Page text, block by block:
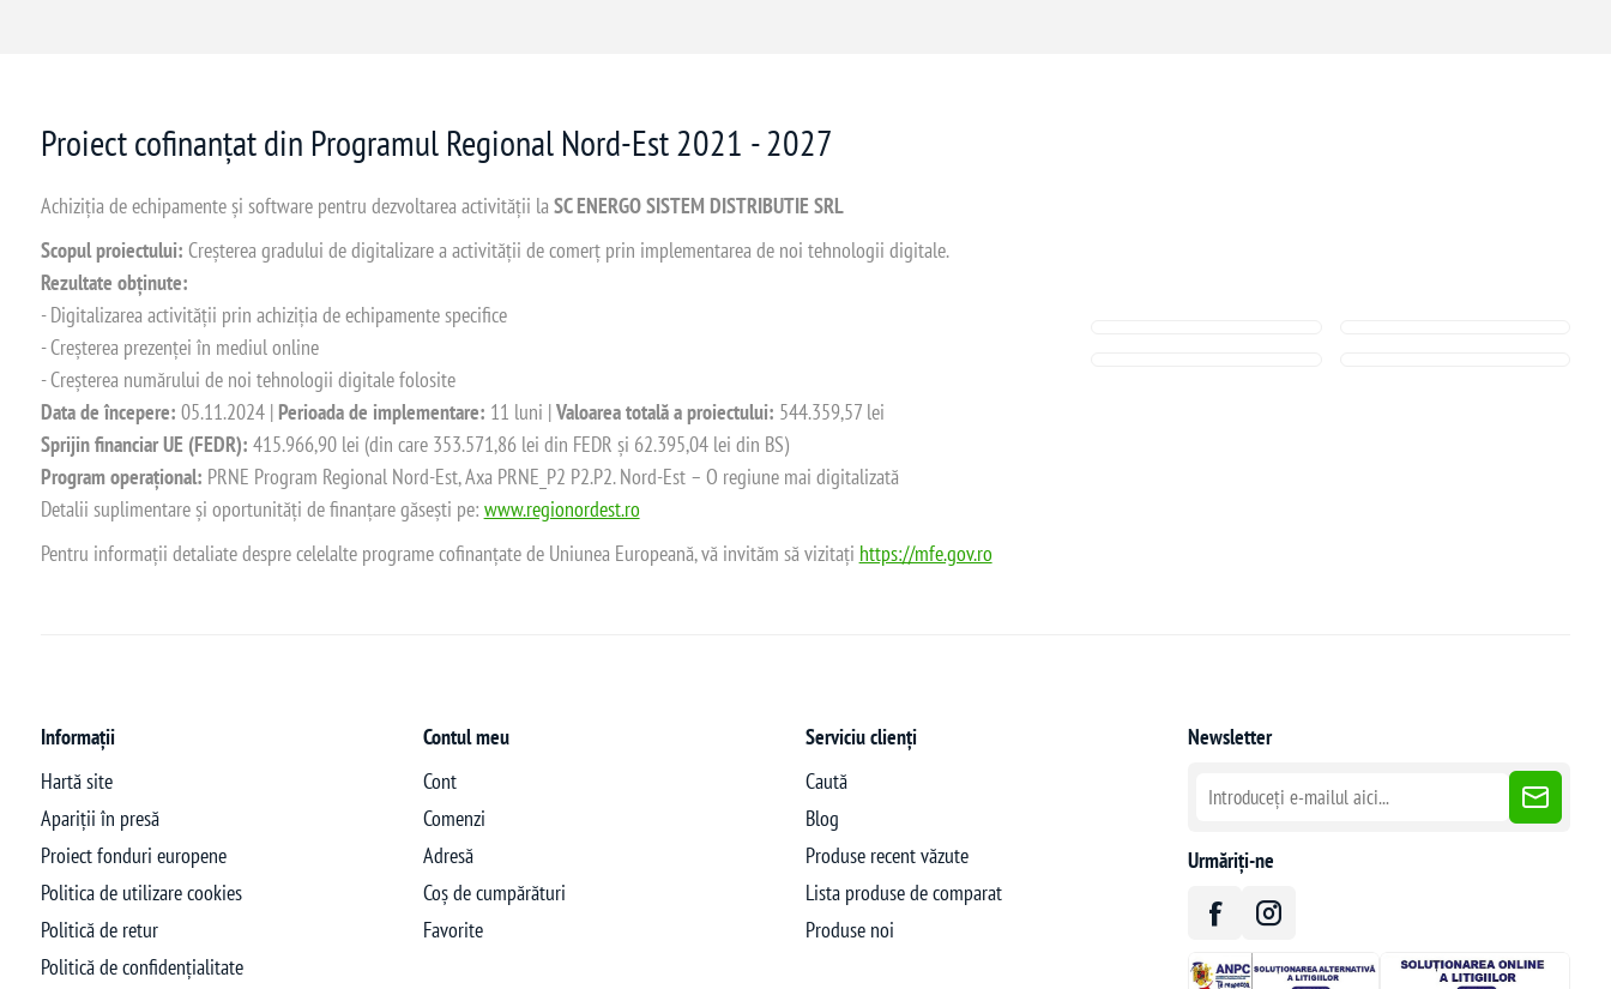
Proiect cofinanțat din Programul Regional Nord-Est 2021 - 2027
Achiziția de echipamente și software pentru dezvoltarea activității laSC ENERGO SISTEM DISTRIBUTIE SRL
Scopul proiectului: Creșterea gradului de digitalizare a activității de comerț prin implementarea de noi tehnologii digitale.
Rezultate obținute:
- Digitalizarea activității prin achiziția de echipamente specifice
- Creșterea prezenței în mediul online
- Creșterea numărului de noi tehnologii digitale folosite
Data de începere: 05.11.2024 | Perioada de implementare: 11 luni |Valoarea totală a proiectului: 544.359,57 lei
Sprijin financiar UE (FEDR): 415.966,90 lei (din care 353.571,86 lei din FEDR și 62.395,04 lei din BS)
Program operațional: PRNE Program Regional Nord-Est, Axa PRNE_P2 P2.P2. Nord-Est – O regiune mai digitalizată
Detalii suplimentare și oportunități de finanțare găsești pe: www.regionordest.ro
Pentru informații detaliate despre celelalte programe cofinanțate de Uniunea Europeană, vă invităm să vizitați https://mfe.gov.ro
Informații
Hartă site
Apariții în presă
Proiect fonduri europene
Politica de utilizare cookies
Politică de retur
Politică de confidențialitate
Contul meu
Cont
Comenzi
Adresă
Coș de cumpărături
Favorite
Serviciu clienți
Caută
Blog
Produse recent văzute
Lista produse de comparat
Produse noi
Newsletter
Urmăriți-ne